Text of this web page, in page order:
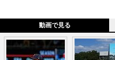
動画で見る